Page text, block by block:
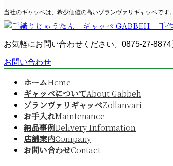
ン
テ
ツ
ス
ビ
ゲ
シ
ン
当社のギャッベは、希少価値の高いゾランヴァリギャッベです
お気軽にお問い合わせください。 0875-27-8874
お問い合わせ
ホームHome
ギャッベについてAbout Gabbeh
ゾランヴァリギャッベZollanvari
お手入れMaintenance
納品事例Delivery Information
店舗案内Company
お問い合わせContact